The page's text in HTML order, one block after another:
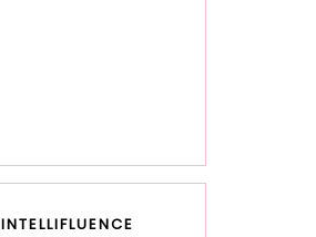
INTELLIFLUENCE